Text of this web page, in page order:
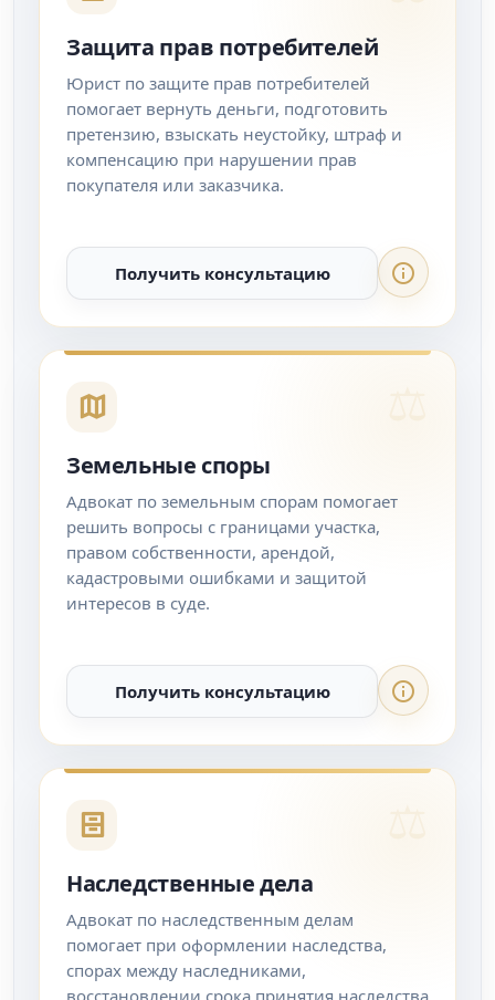
Защита прав потребителей
Юрист по защите прав потребителей
помогает вернуть деньги, подготовить
претензию, взыскать неустойку, штраф и
компенсацию при нарушении прав
покупателя или заказчика.
Получить консультацию
Земельные споры
Адвокат по земельным спорам помогает
решить вопросы с границами участка,
правом собственности, арендой,
кадастровыми ошибками и защитой
интересов в суде.
Получить консультацию
Наследственные дела
Адвокат по наследственным делам
помогает при оформлении наследства,
спорах между наследниками,
восстановлении срока принятия наследства